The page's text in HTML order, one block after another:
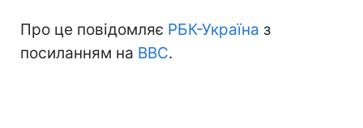
Про це повідомляє РБК-Україна з
посиланням на BBC.